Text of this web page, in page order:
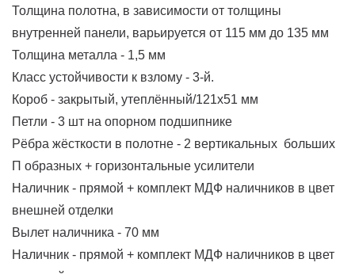
Толщина полотна, в зависимости от толщины
внутренней панели, варьируется от 115 мм до 135 мм
Толщина металла - 1,5 мм
Класс устойчивости к взлому - 3-й.
Короб - закрытый, утеплённый/121х51 мм
Петли - 3 шт на опорном подшипнике
Рёбра жёсткости в полотне - 2 вертикальных больших
П образных + горизонтальные усилители
Наличник - прямой + комплект МДФ наличников в цвет
внешней отделки
Вылет наличника - 70 мм
Наличник - прямой + комплект МДФ наличников в цвет